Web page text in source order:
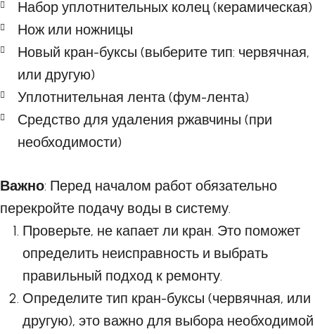
Набор уплотнительных колец (керамическая)
Нож или ножницы
Новый кран-буксы (выберите тип: червячная,
или другую)
Уплотнительная лента (фум-лента)
Средство для удаления ржавчины (при
необходимости)
Важно: Перед началом работ обязательно
перекройте подачу воды в систему.
Проверьте, не капает ли кран. Это поможет
определить неисправность и выбрать
правильный подход к ремонту.
Определите тип кран-буксы (червячная, или
другую), это важно для выбора необходимой